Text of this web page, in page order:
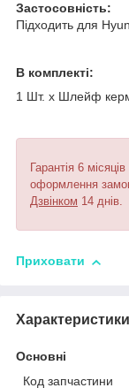
Застосовність:
Підходить для
В комплекті:
1 Шт. х Шлейф
Гарантія 6
оформлення
Дзвінком 14 днів.
Приховати
Характеристики
Основні
Код запчастини